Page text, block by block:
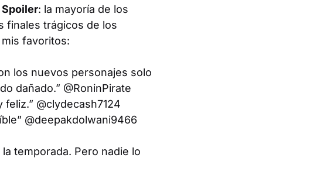
Spoiler: la mayoría de los
finales trágicos de los
favoritos:
los nuevos personajes solo
dañado.” @RoninPirate
@clydecash7124
@deepakdolwani9466
temporada. Pero nadie lo